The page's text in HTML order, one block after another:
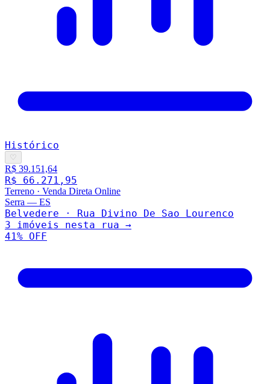
Histórico
♡
R$ 39.151,64
R$ 66.271,95
Terreno · Venda Direta Online
Serra — ES
Belvedere · Rua Divino De Sao Lourenco
3 imóveis nesta rua →
41% OFF